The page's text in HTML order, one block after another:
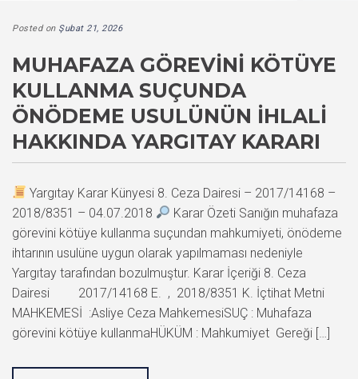
Posted on Şubat 21, 2026
MUHAFAZA GÖREVINI KÖTÜYE
KULLANMA SUÇUNDA
ÖNÖDEME USULÜNÜN İHLALI
HAKKINDA YARGITAY KARARI
Yargıtay Karar Künyesi 8. Ceza Dairesi – 2017/14168 –
2018/8351 – 04.07.2018
Karar Özeti Sanığın muhafaza
görevini kötüye kullanma suçundan mahkumiyeti, önödeme
ihtarının usulüne uygun olarak yapılmaması nedeniyle
Yargıtay tarafından bozulmuştur. Karar İçeriği 8. Ceza
Dairesi 2017/14168 E. , 2018/8351 K. İçtihat Metni
MAHKEMESİ :Asliye Ceza MahkemesiSUÇ : Muhafaza
görevini kötüye kullanmaHÜKÜM : Mahkumiyet Gereği […]